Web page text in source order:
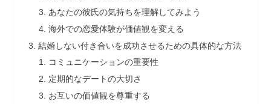
あなたの彼氏の気持ちを理解してみよう
海外での恋愛体験が価値観を変える
結婚しない付き合いを成功させるための具体的な方法
コミュニケーションの重要性
定期的なデートの大切さ
お互いの価値観を尊重する